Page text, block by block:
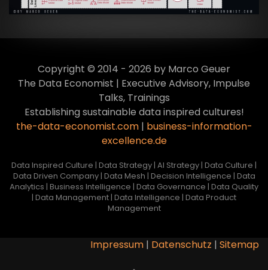
Copyright © 2014 - 2026 by Marco Geuer
The Data Economist | Executive Advisory, Impulse
Talks, Trainings
Establishing sustainable data inspired cultures!
the-data-economist.com| business-information-
excellence.de
Data Inspired Culture | Data Strategy | AI Strategy | Data Culture |
Data Driven Company | Data Mesh | Decision Intelligence | Data
Analytics | Business Intelligence | Data Governance | Data Quality
| Data Management | Data Intelligence | Data Product
Management
Impressum | Datenschutz | Sitemap